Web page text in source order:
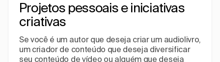
Projetos pessoais e iniciativas
criativas
Se você é um autor que deseja criar um audiolivro,
um criador de conteúdo que deseja diversificar
seu conteúdo de vídeo ou alguém que deseja